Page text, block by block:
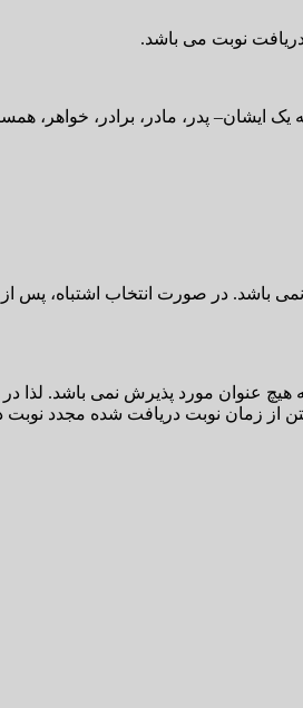
نوبت می باشد.
پدر، مادر، برادر، خواهر، همسر
باشد. در صورت انتخاب اشتباه، پس
عنوان مورد پذیرش نمی باشد. لذا در
از زمان نوبت دریافت شده مجدد نوبت